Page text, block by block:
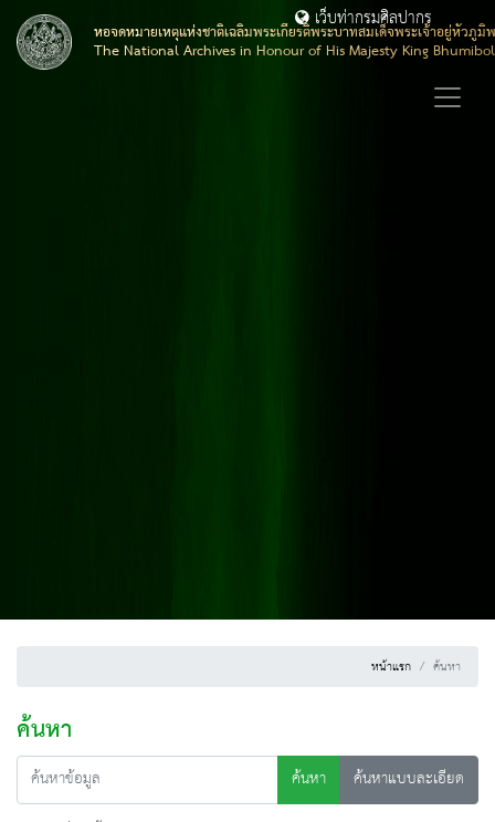
หอจดหมายเหตุแห่งชาติเฉลิมพระเกียรติพระบาทสมเด็จพระเจ้าอยู่หัวภูมิ
The National Archives in Honour of His Majesty King
เว็บท่ากรมศิลปากร
หน้าแรก ค้นหา
ค้นหา
ค้นหา
ค้นหาแบบละเอียด